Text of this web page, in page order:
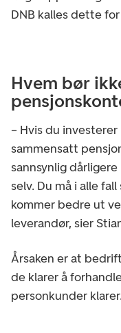
DNB kalles dette for
Hvem bør
­– Hvis du
sammensatt
sannsynlig
selv. Du må i alle
kommer bedre ut
leverandør, sier
Årsaken er at
de klarer å
personkunder klarer.